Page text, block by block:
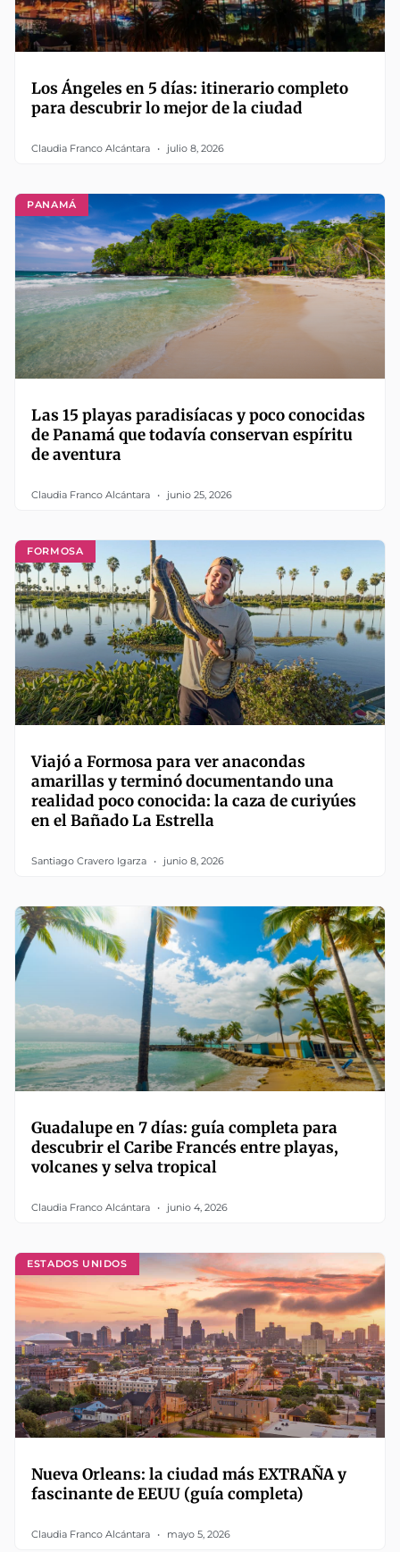
Los Ángeles en 5 días: itinerario completo
para descubrir lo mejor de la ciudad
Claudia Franco Alcántara julio 8, 2026
PANAMÁ
Las 15 playas paradisíacas y poco conocidas
de Panamá que todavía conservan espíritu
de aventura
Claudia Franco Alcántara junio 25, 2026
FORMOSA
Viajó a Formosa para ver anacondas
amarillas y terminó documentando una
realidad poco conocida: la caza de curiyúes
en el Bañado La Estrella
Santiago Cravero Igarza junio 8, 2026
Guadalupe en 7 días: guía completa para
descubrir el Caribe Francés entre playas,
volcanes y selva tropical
Claudia Franco Alcántara junio 4, 2026
ESTADOS UNIDOS
Nueva Orleans: la ciudad más EXTRAÑA y
fascinante de EEUU (guía completa)
Claudia Franco Alcántara mayo 5, 2026